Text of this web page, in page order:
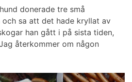
donerade tre små
sa att det hade kryllat av
han gått i på sista tiden,
återkommer om någon